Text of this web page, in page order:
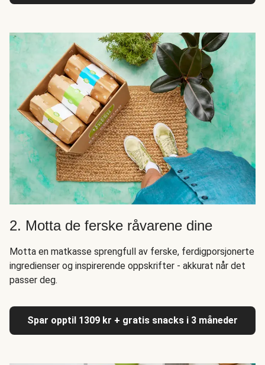
2. Motta de ferske råvarene dine
Motta en matkasse sprengfull av ferske, ferdigporsjonerte
ingredienser og inspirerende oppskrifter - akkurat når det
passer deg.
Spar opptil 1309 kr + gratis snacks i 3 måneder